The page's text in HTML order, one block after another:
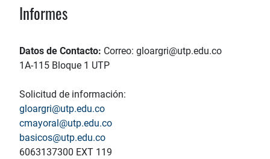
Informes
Datos de Contacto: Correo: gloargri@utp.edu.co
1A-115 Bloque 1 UTP
Solicitud de información:
gloargri@utp.edu.co
cmayoral@utp.edu.co
basicos@utp.edu.co
6063137300 EXT 119